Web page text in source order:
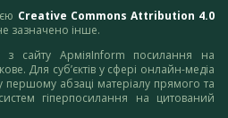
Creative Commons Attribution 4.0
зазначено інше.
з сайту АрміяInform посилання на
Для суб’єктів у сфері онлайн-медіа
абзаці матеріалу прямого та
гіперпосилання на цитований